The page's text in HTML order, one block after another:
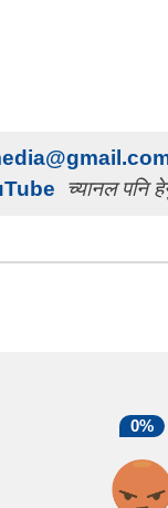
च्यानल पनि
0%